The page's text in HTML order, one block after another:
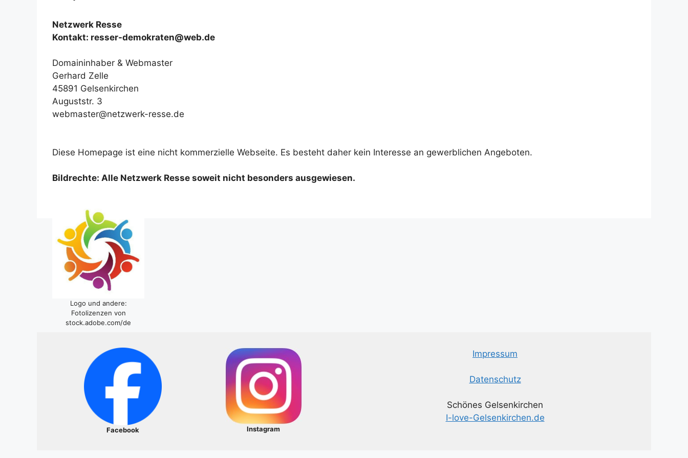
Netzwerk Resse
Kontakt: resser-demokraten@web.de
Domaininhaber & Webmaster
Gerhard Zelle
45891 Gelsenkirchen
Auguststr. 3
webmaster@netzwerk-resse.de
Diese Homepage ist eine nicht kommerzielle Webseite. Es besteht daher kein Interesse an gewerblichen Angeboten.
Bildrechte: Alle Netzwerk Resse soweit nicht besonders ausgewiesen.
Logo und andere:
Fotolizenzen von
stock.adobe.com/de
Facebook Instagram
Impressum
Datenschutz
Schönes Gelsenkirchen
I-love-Gelsenkirchen.de